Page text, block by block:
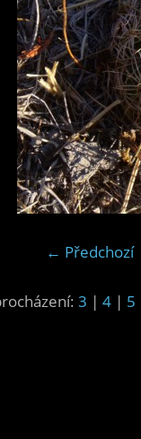
← Předchozí
3 | 4 | 5